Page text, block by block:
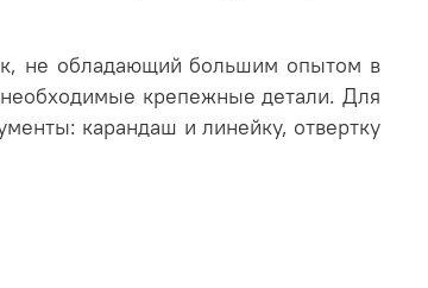
не обладающий большим опытом в
необходимые крепежные детали. Для
карандаш и линейку, отвертку